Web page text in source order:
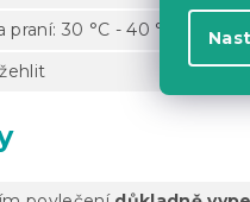
30 °C - 40 °C (dle